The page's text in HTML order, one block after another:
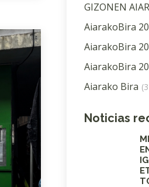
GIZONEN
AiarakoBira
AiarakoBira
AiarakoBira
Aiarako Bira
Noticias